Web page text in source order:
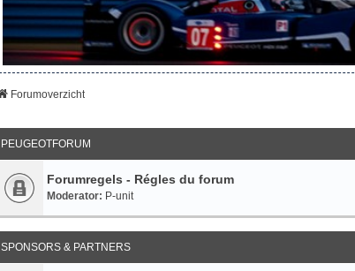
Forumoverzicht
PEUGEOTFORUM
Forumregels - Régles du forum
Moderator: P-unit
SPONSORS & PARTNERS